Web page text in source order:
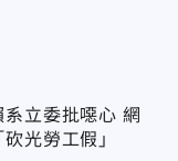
立委批噁心 網
光勞工假」